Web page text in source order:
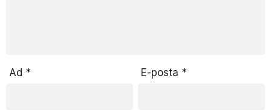
Ad * E-posta *